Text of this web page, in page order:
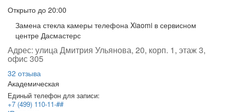
Открыто до 20:00
Замена стекла камеры телефона Xiaomi в сервисном
центре Дасмастерс
Адрес: улица Дмитрия Ульянова, 20, корп. 1, этаж 3,
офис 305
32 отзыва
Академическая
Единый телефон для записи:
+7 (499) 110-11-##